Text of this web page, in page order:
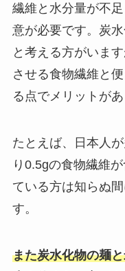
繊維と水分量が不
意が必要です。炭
と考える方がいま
させる食物繊維と
る点でメリットがあ
たとえば、日本人
り0.5gの食物繊維
ている方は知らぬ
す。
また炭水化物の麺